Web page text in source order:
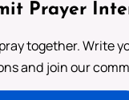
Prayer
together. Write
and join our